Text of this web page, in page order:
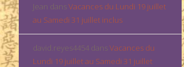
Jean dansVacances du Lundi 19 juillet
au Samedi 31 juillet inclus
david.reyes4454 dansVacances du
Lundi 19 juillet au Samedi 31 juillet